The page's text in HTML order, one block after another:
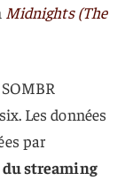
Midnights (The
Les données
par
du streaming